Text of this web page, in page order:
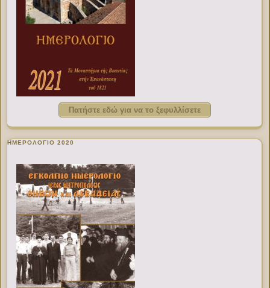
Πατήστε εδώ για να το ξεφυλλίσετε
ΗΜΕΡΟΛΟΓΙΟ 2020